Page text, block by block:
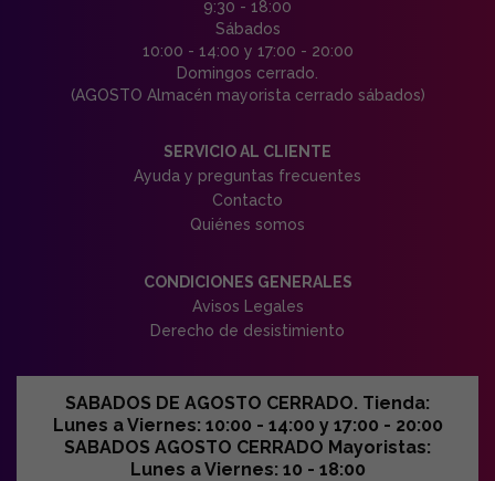
9:30 - 18:00
Sábados
10:00 - 14:00 y 17:00 - 20:00
Domingos cerrado.
(AGOSTO Almacén mayorista cerrado sábados)
SERVICIO AL CLIENTE
Ayuda y preguntas frecuentes
Contacto
Quiénes somos
CONDICIONES GENERALES
Avisos Legales
Derecho de desistimiento
SABADOS DE AGOSTO CERRADO. Tienda:
Lunes a Viernes: 10:00 - 14:00 y 17:00 - 20:00
SABADOS AGOSTO CERRADO Mayoristas:
Lunes a Viernes: 10 - 18:00